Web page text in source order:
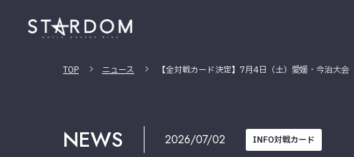
TOP ニュース 【全対戦カード決定】7月4日（土）愛媛・今治大会
NEWS 2026/07/02 INFO対戦カード